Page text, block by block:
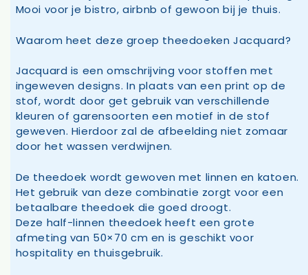
Mooi voor je bistro, airbnb of gewoon bij je thuis.
Waarom heet deze groep theedoeken Jacquard?
Jacquard is een omschrijving voor stoffen met
ingeweven designs. In plaats van een print op de
stof, wordt door get gebruik van verschillende
kleuren of garensoorten een motief in de stof
geweven. Hierdoor zal de afbeelding niet zomaar
door het wassen verdwijnen.
De theedoek wordt gewoven met linnen en katoen.
Het gebruik van deze combinatie zorgt voor een
betaalbare theedoek die goed droogt.
Deze half-linnen theedoek heeft een grote
afmeting van 50×70 cm en is geschikt voor
hospitality en thuisgebruik.